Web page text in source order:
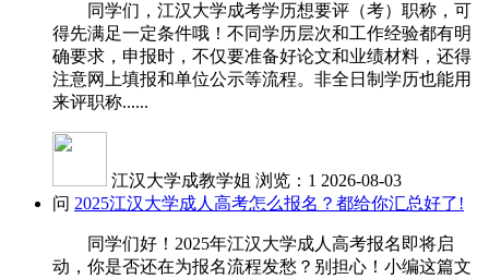
同学们，江汉大学成考学历想要评（考）职称，可
得先满足一定条件哦！不同学历层次和工作经验都有明
确要求，申报时，不仅要准备好论文和业绩材料，还得
注意网上填报和单位公示等流程。非全日制学历也能用
来评职称......
江汉大学成教学姐 浏览：1 2026-08-03
问 2025江汉大学成人高考怎么报名？都给你汇总好了!
同学们好！2025年江汉大学成人高考报名即将启
动，你是否还在为报名流程发愁？别担心！小编这篇文